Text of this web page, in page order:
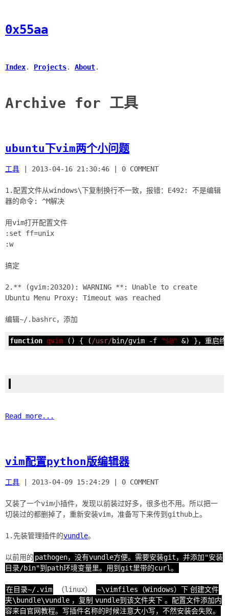
0x55aa
Index. Projects. About.
Archive for 工具
ubuntu下vim两个小问题
工具 2013-04-16 21:30:46 0 COMMENT
1.配置文件从windows\下复制换行不一致，报错：E492: 不是编辑
器的命令: ^M解决
用vim打开配置文件
:set ff=unix
:w
搞定
2.** (gvim:20320): WARNING **: Unable to create
Ubuntu Menu Proxy: Timeout was reached
function gvim ( ) { (/usr/bin/gvim -f "$@" &) }，重启终
Read more...
vim配置python版编辑器
工具 2013-04-09 15:24:29 0 COMMENT
又装了一个vim小插件，发现以前装过好多，很多也不用。所以把一
切装过的都删掉了，重新安装vim，准备写下来传到github上。
1.先装管理插件的vundle。
以前用的 pathogen，没有vundle方便。需要安装git，并添加"安装
目录/bin"到path环境变量里。用到git里带的curl。
在目录~/.vim （linux） ~\vimfiles（Windows）下 创建文件
夹\bundle\vundle ，复制 vundle到该文件夹下 。配置文件添加内
容来自官网教程。写插件名称的时候注意大小写，不然安装会失败。